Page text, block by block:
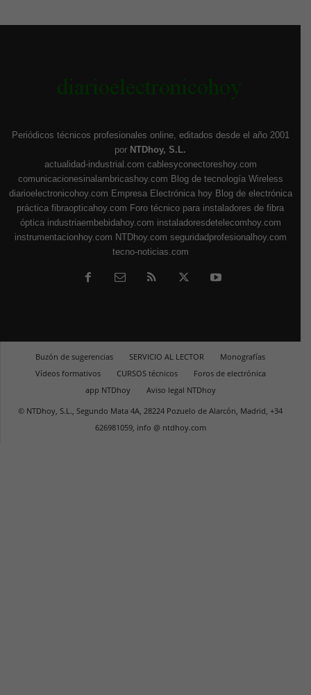
Periódicos técnicos profesionales online, editados desde el año 2001
por NTDhoy, S.L.
actualidad-industrial.com cablesyconectoreshoy.com
comunicacionesinalambricashoy.com Blog de tecnología Wireless
diarioelectronicohoy.com Empresa Electrónica hoy Blog de electrónica
práctica fibraopticahoy.com Foro técnico para instaladores de fibra
óptica industriaembebidahoy.com instaladoresdetelecomhoy.com
instrumentacionhoy.com NTDhoy.com seguridadprofesionalhoy.com
tecno-noticias.com
Buzón de sugerencias SERVICIO AL LECTOR
Monografías
Vídeos formativos
CURSOS técnicos
Foros de electrónica
app NTDhoy
Aviso legal NTDhoy
© NTDhoy, S.L., Segundo Mata 4A, 28224 Pozuelo de Alarcón, Madrid, +34
626981059, info @ ntdhoy.com